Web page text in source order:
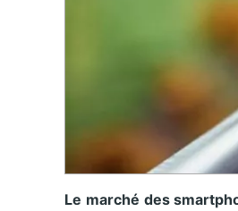
Le marché des